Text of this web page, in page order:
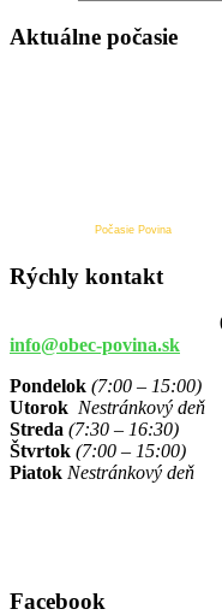
Aktuálne počasie
Počasie Povina
Rýchly kontakt
info@obec-povina.sk
Pondelok (7:00 – 15:00)
Utorok Nestránkový deň
Streda (7:30 – 16:30)
Štvrtok (7:00 – 15:00)
Piatok Nestránkový deň
Facebook